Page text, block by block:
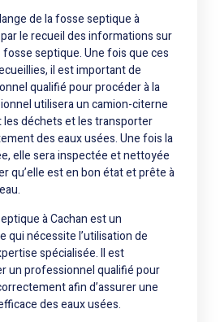
de la fosse septique à
le recueil des informations sur
septique. Une fois que ces
il est important de
qualifié pour procéder à la
utilisera un camion-citerne
les déchets et les transporter
des eaux usées. Une fois la
elle sera inspectée et nettoyée
qu’elle est en bon état et prête à
à Cachan est un
qui nécessite l’utilisation de
spécialisée. Il est
un professionnel qualifié pour
afin d’assurer une
des eaux usées.